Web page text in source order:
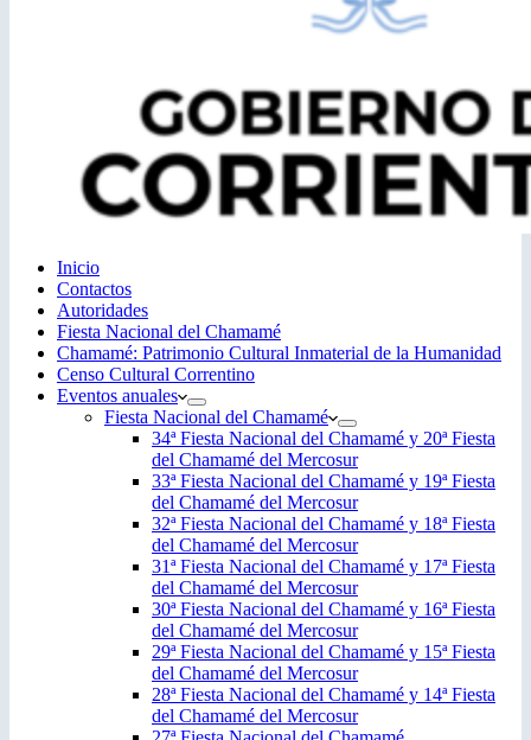
Inicio
Contactos
Autoridades
Fiesta Nacional del Chamamé
Chamamé: Patrimonio Cultural Inmaterial de la Humanidad
Censo Cultural Correntino
Eventos anuales
Fiesta Nacional del Chamamé
34ª Fiesta Nacional del Chamamé y 20ª Fiesta
del Chamamé del Mercosur
33ª Fiesta Nacional del Chamamé y 19ª Fiesta
del Chamamé del Mercosur
32ª Fiesta Nacional del Chamamé y 18ª Fiesta
del Chamamé del Mercosur
31ª Fiesta Nacional del Chamamé y 17ª Fiesta
del Chamamé del Mercosur
30ª Fiesta Nacional del Chamamé y 16ª Fiesta
del Chamamé del Mercosur
29ª Fiesta Nacional del Chamamé y 15ª Fiesta
del Chamamé del Mercosur
28ª Fiesta Nacional del Chamamé y 14ª Fiesta
del Chamamé del Mercosur